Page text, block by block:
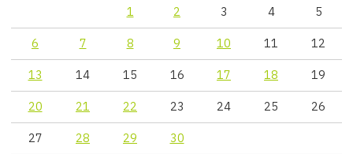
1
2 3 4
5
6
7 8 9 10 11
12
13
14 15 16 17 18
19
20
21 22 23 24 25
26
27
28 29 30